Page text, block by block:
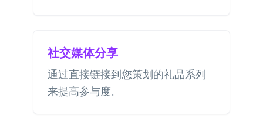
社交媒体分享
通过直接链接到您策划的礼品系列
来提高参与度。